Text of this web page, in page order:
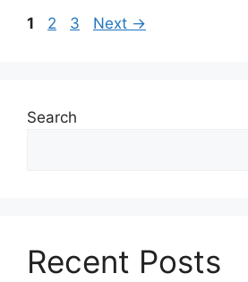
Page
1 Page
2 Page
3 Next →
Search
Recent Posts